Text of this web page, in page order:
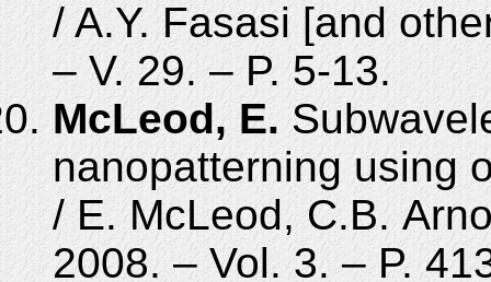
/ A.Y. Fasasi [and
– V. 29. – P. 5-13.
McLeod, E.
nanopatterning using
/ E. McLeod, C.B.
2008. – Vol. 3. – P.